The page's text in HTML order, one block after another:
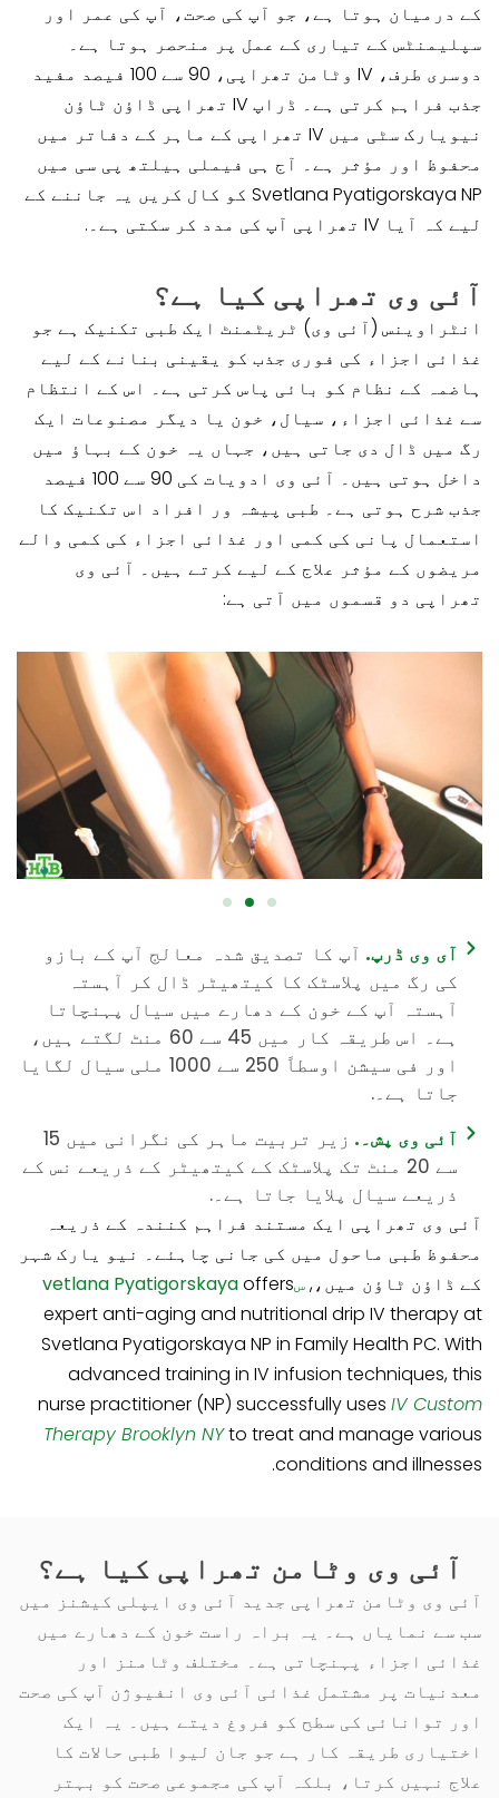
کے درمیان ہوتا ہے، جو آپ کی صحت، آپ کی عمر اور
سپلیمنٹس کے تیاری کے عمل پر منحصر ہوتا ہے۔
دوسری طرف، IV وٹامن تھراپی، 90 سے 100 فیصد مفید
جذب فراہم کرتی ہے۔ ڈراپ IV تھراپی ڈاؤن ٹاؤن
نیویارک سٹی میں IV تھراپی کے ماہر کے دفاتر میں
محفوظ اور مؤثر ہے۔ آج ہی فیملی ہیلتھ پی سی میں
Svetlana Pyatigorskaya NP کو کال کریں یہ جاننے کے
لیے کہ آیا IV تھراپی آپ کی مدد کر سکتی ہے۔.
آئی وی تھراپی کیا ہے؟
انٹراوینس (آئی وی) ٹریٹمنٹ ایک طبی تکنیک ہے جو
غذائی اجزاء کی فوری جذب کو یقینی بنانے کے لیے
ہاضمہ کے نظام کو بائی پاس کرتی ہے۔ اس کے انتظام
سے غذائی اجزاء، سیال، خون یا دیگر مصنوعات ایک
رگ میں ڈال دی جاتی ہیں، جہاں یہ خون کے بہاؤ میں
داخل ہوتی ہیں۔ آئی وی ادویات کی 90 سے 100 فیصد
جذب شرح ہوتی ہے۔ طبی پیشہ ور افراد اس تکنیک کا
استعمال پانی کی کمی اور غذائی اجزاء کی کمی والے
مریضوں کے مؤثر علاج کے لیے کرتے ہیں۔ آئی وی
تھراپی دو قسموں میں آتی ہے:
آی وی ڈرپ. آپ کا تصدیق شدہ معالج آپ کے بازو
کی رگ میں پلاسٹک کا کیتھیٹر ڈال کر آہستہ
آہستہ آپ کے خون کے دھارے میں سیال پہنچاتا
ہے۔ اس طریقہ کار میں 45 سے 60 منٹ لگتے ہیں،
اور فی سیشن اوسطاً 250 سے 1000 ملی سیال لگایا
جاتا ہے۔.
آئی وی پش۔.
زیر تربیت ماہر کی نگرانی میں 15
سے 20 منٹ تک پلاسٹک کے کیتھیٹر کے ذریعے نس کے
ذریعے سیال پلایا جاتا ہے۔.
آئی وی تھراپی ایک مستند فراہم کنندہ کے ذریعہ
محفوظ طبی ماحول میں کی جانی چاہئے۔ نیو یارک شہر
کے ڈاؤن ٹاؤن میں،,سvetlana Pyatigorskayaoffers
expert anti-aging and nutritional drip IV therapy at
Svetlana Pyatigorskaya NP in Family Health PC. With
advanced training in IV infusion techniques, this
nurse practitioner (NP) successfully uses IV Custom
Therapy Brooklyn NYto treat and manage various
conditions and illnesses.
آئی وی وٹامن تھراپی کیا ہے؟
آئی وی وٹامن تھراپی جدید آئی وی ایپلی کیشنز میں
سب سے نمایاں ہے۔ یہ براہ راست خون کے دھارے میں
غذائی اجزاء پہنچاتی ہے۔ مختلف وٹامنز اور
معدنیات پر مشتمل غذائی آئی وی انفیوژن آپ کی صحت
اور توانائی کی سطح کو فروغ دیتے ہیں۔ یہ ایک
اختیاری طریقہ کار ہے جو جان لیوا طبی حالات کا
علاج نہیں کرتا، بلکہ آپ کی مجموعی صحت کو بہتر